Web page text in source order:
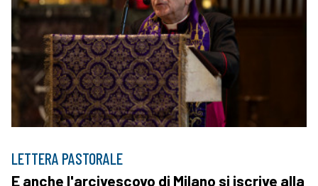
LETTERA PASTORALE
E anche l'arcivescovo di Milano si iscrive alla